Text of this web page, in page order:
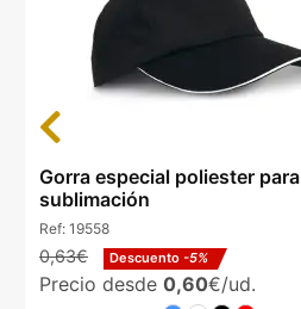
Gorra especial poliester para
sublimación
Ref: 19558
0,63€ Descuento -5%
Precio desde 0,60€/ud.
Previous